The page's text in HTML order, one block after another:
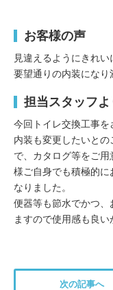
お客様の声
見違えるようにきれい
要望通りの内装になり
担当スタッフ
今回トイレ交換工事を
内装も変更したいと
で、カタログ等をご
様ご自身でも積極的に
なりました。
便器等も節水でかつ、
ますので使用感も良い
次の記事へ